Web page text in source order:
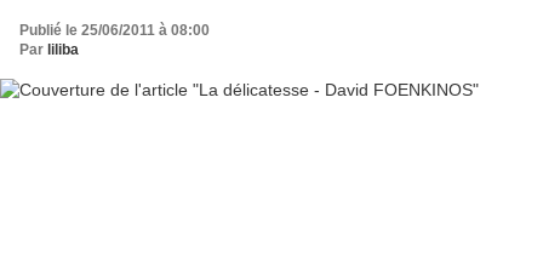
Publié le 25/06/2011 à 08:00
Par liliba